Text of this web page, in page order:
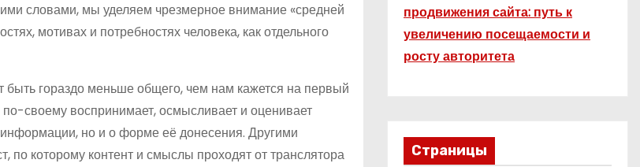
словами, мы уделяем чрезмерное внимание «средней
мотивах и потребностях человека, как отдельного
гораздо меньше общего, чем нам кажется на первый
своему воспринимает, осмысливает и оценивает
но и о форме её донесения. Другими
которому контент и смыслы проходят от транслятора
продвижения сайта: путь к
увеличению посещаемости и
росту авторитета
Страницы